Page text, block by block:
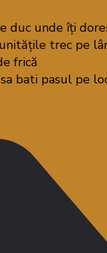
duc unde îți
trec pe
frică
bati pasul pe